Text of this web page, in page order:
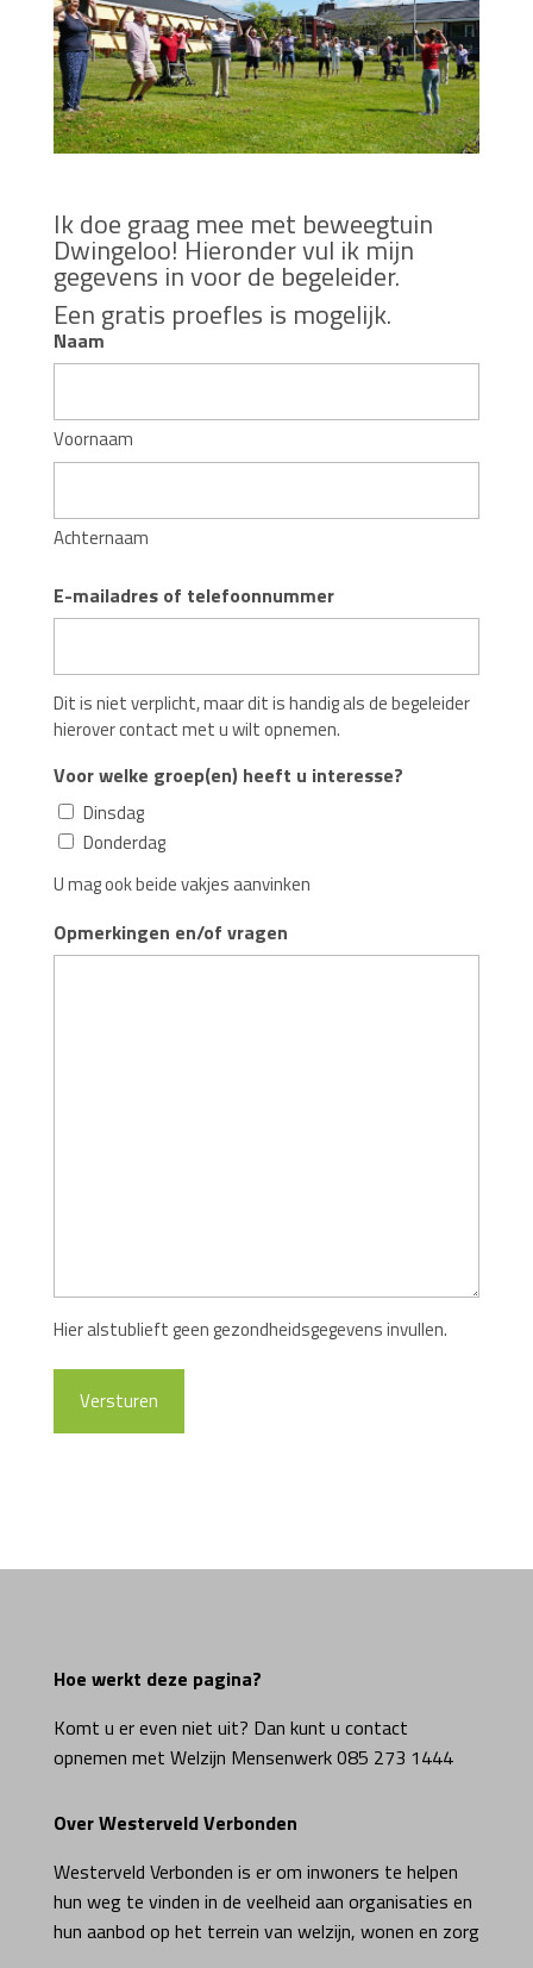
Ik doe graag mee met beweegtuin
Dwingeloo! Hieronder vul ik mijn
gegevens in voor de begeleider.
Een gratis proefles is mogelijk.
Naam
Voornaam
Achternaam
E-mailadres of telefoonnummer
Dit is niet verplicht, maar dit is handig als de begeleider
hierover contact met u wilt opnemen.
Voor welke groep(en) heeft u interesse?
Dinsdag
Donderdag
U mag ook beide vakjes aanvinken
Opmerkingen en/of vragen
Hier alstublieft geen gezondheidsgegevens invullen.
Hoe werkt deze pagina?
Komt u er even niet uit? Dan kunt u contact
opnemen met Welzijn Mensenwerk 085 273 1444
Over Westerveld Verbonden
Westerveld Verbonden is er om inwoners te helpen
hun weg te vinden in de veelheid aan organisaties en
hun aanbod op het terrein van welzijn, wonen en zorg